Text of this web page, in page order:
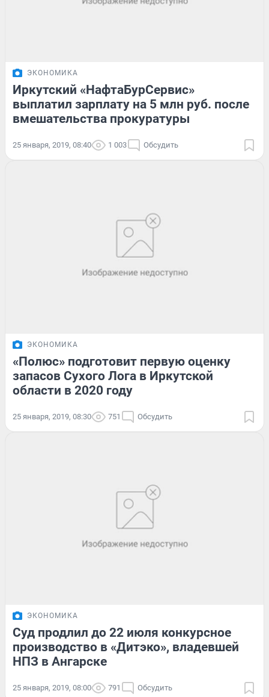
ЭКОНОМИКА
Иркутский «НафтаБурСервис»
выплатил зарплату на 5 млн руб. после
вмешательства прокуратуры
25 января, 2019, 08:40 1 003 Обсудить
ЭКОНОМИКА
«Полюс» подготовит первую оценку
запасов Сухого Лога в Иркутской
области в 2020 году
25 января, 2019, 08:30 751 Обсудить
ЭКОНОМИКА
Суд продлил до 22 июля конкурсное
производство в «Дитэко», владевшей
НПЗ в Ангарске
25 января, 2019, 08:00 791 Обсудить